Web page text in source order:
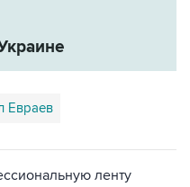
Евраев
ленту